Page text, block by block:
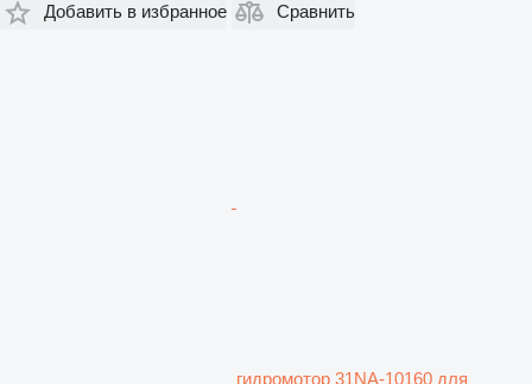
Добавить в избранное
Сравнить
гидромотор 31NA-10160 для